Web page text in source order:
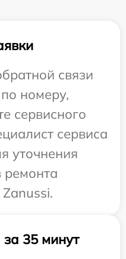
связи
номеру,
сервисного
сервиса
уточнения
ремонта
35 минут